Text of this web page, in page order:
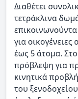
Διαθέτει
τετράκλινα
για
έως 5 άτομα.
πρόβλεψη για
κινητικά
του